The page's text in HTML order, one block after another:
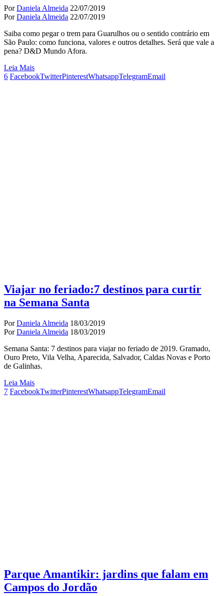
PorDaniela Almeida 22/07/2019
PorDaniela Almeida 22/07/2019
Saiba como pegar o trem para Guarulhos ou o sentido contrário em
São Paulo: como funciona, valores e outros detalhes. Será que vale a
pena? D&D Mundo Afora.
Leia Mais
6 FacebookTwitterPinterestWhatsappTelegramEmail
Viajar no feriado:7 destinos para curtir
na Semana Santa
PorDaniela Almeida 18/03/2019
PorDaniela Almeida 18/03/2019
Semana Santa: 7 destinos para viajar no feriado de 2019. Gramado,
Ouro Preto, Vila Velha, Aparecida, Salvador, Caldas Novas e Porto
de Galinhas.
Leia Mais
7 FacebookTwitterPinterestWhatsappTelegramEmail
Parque Amantikir: jardins que falam em
Campos do Jordão